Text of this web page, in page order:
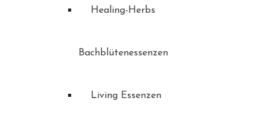
Healing-Herbs
Bachblütenessenzen
Living Essenzen